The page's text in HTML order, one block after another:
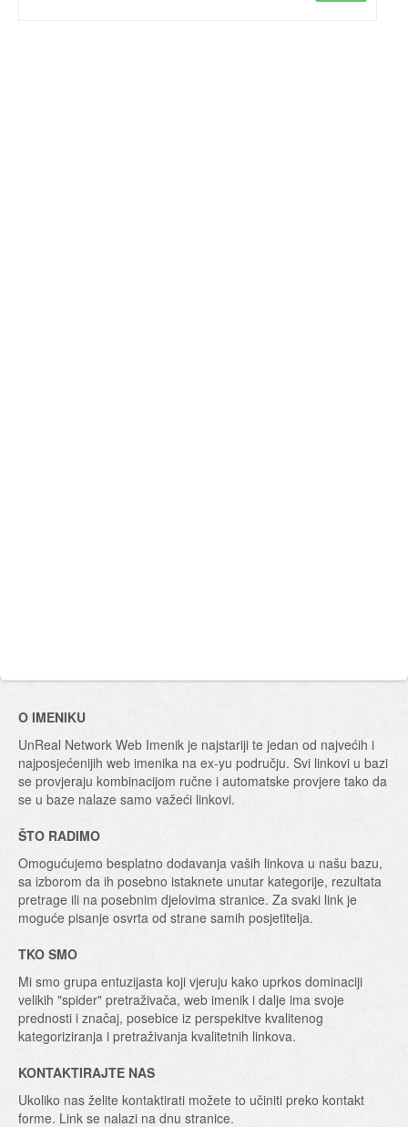
O IMENIKU
UnReal Network Web Imenik je najstariji te jedan od najvećih i
najposjećenijih web imenika na ex-yu području. Svi linkovi u bazi
se provjeraju kombinacijom ručne i automatske provjere tako da
se u baze nalaze samo važeći linkovi.
ŠTO RADIMO
Omogućujemo besplatno dodavanja vaših linkova u našu bazu,
sa izborom da ih posebno istaknete unutar kategorije, rezultata
pretrage ili na posebnim djelovima stranice. Za svaki link je
moguće pisanje osvrta od strane samih posjetitelja.
TKO SMO
Mi smo grupa entuzijasta koji vjeruju kako uprkos dominaciji
velikih "spider" pretraživača, web imenik i dalje ima svoje
prednosti i značaj, posebice iz perspekitve kvalitenog
kategoriziranja i pretraživanja kvalitetnih linkova.
KONTAKTIRAJTE NAS
Ukoliko nas želite kontaktirati možete to učiniti preko kontakt
forme. Link se nalazi na dnu stranice.